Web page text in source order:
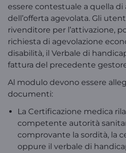
essere contestuale a quella di
dell’offerta agevolata. Gli
rivenditore per l’attivazione,
richiesta di agevolazione
disabilità, il Verbale di
fattura del precedente
Al modulo devono essere
documenti:
La Certificazione medica
competente autorità
comprovante la sordità, la
oppure il verbale di